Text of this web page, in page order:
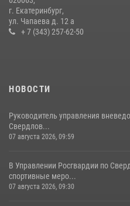
спартакиады «Динамо» памяти
29 июля 2026, 12:30
г. Екатеринбург,
ул. Чапаева д. 12 а
+ 7 (343) 257-62-50
НОВОСТИ
Руководитель управления
Свердлов...
07 августа 2026, 09:59
В Управлении Росгвардии по
спортивные меро...
07 августа 2026, 09:30